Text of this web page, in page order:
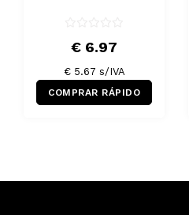
€ 6.97
€ 5.67 s/IVA
COMPRAR RÁPIDO